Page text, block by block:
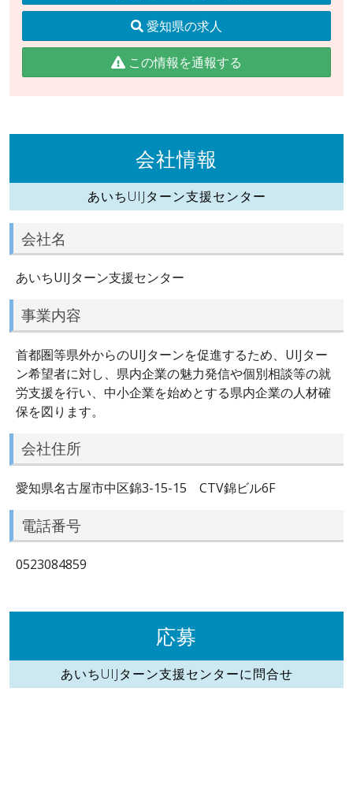
愛知県の求人
この情報を通報する
会社情報
あいちUIJターン支援センター
会社名
あいちUIJターン支援センター
事業内容
首都圏等県外からのUIJターンを促進するため、UIJター
ン希望者に対し、県内企業の魅力発信や個別相談等の就
労支援を行い、中小企業を始めとする県内企業の人材確
保を図ります。
会社住所
愛知県名古屋市中区錦3-15-15 CTV錦ビル6F
電話番号
0523084859
応募
あいちUIJターン支援センターに問合せ